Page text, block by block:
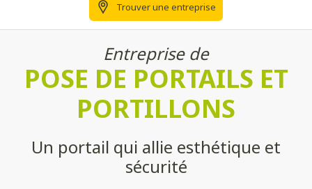
Trouver une entreprise
Entreprise de
POSE DE PORTAILS ET
PORTILLONS
Un portail qui allie esthétique et
sécurité